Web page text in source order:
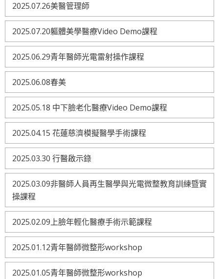
2025.07.26美醫管理師
2025.07.20軀體美學醫療Video Demo課程
2025.06.29青年醫師光電雷射操作課程
2025.06.08春美
2025.05.18 中下臉老化醫療Video Demo課程
2025.04.15 花蓮慈濟模擬醫學手術課程
2025.03.30 行醫啟示錄
2025.03.09非醫師人員再生醫學與光電微整教育訓練暨實
操課程
2025.02.09上臉年輕化醫療手術示範課程
2025.01.12青年醫師微整形workshop
2025.01.05青年醫師微整形workshop